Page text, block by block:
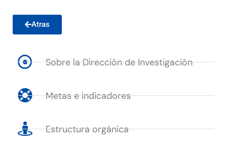
Atras
Sobre la Dirección de Investigación
Metas e indicadores
Estructura orgánica